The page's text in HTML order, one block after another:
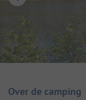
Over de camping